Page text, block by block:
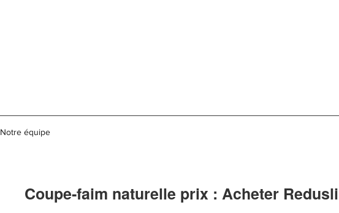
Notre équipe
Coupe‐faim naturelle prix : Acheter